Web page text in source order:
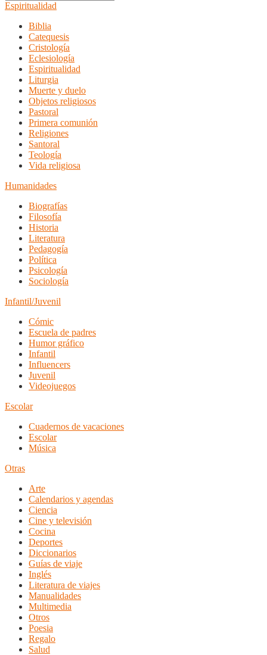
Espiritualidad
Biblia
Catequesis
Cristología
Eclesiología
Espiritualidad
Liturgia
Muerte y duelo
Objetos religiosos
Pastoral
Primera comunión
Religiones
Santoral
Teología
Vida religiosa
Humanidades
Biografías
Filosofía
Historia
Literatura
Pedagogía
Política
Psicología
Sociología
Infantil/Juvenil
Cómic
Escuela de padres
Humor gráfico
Infantil
Influencers
Juvenil
Videojuegos
Escolar
Cuadernos de vacaciones
Escolar
Música
Otras
Arte
Calendarios y agendas
Ciencia
Cine y televisión
Cocina
Deportes
Diccionarios
Guías de viaje
Inglés
Literatura de viajes
Manualidades
Multimedia
Otros
Poesia
Regalo
Salud